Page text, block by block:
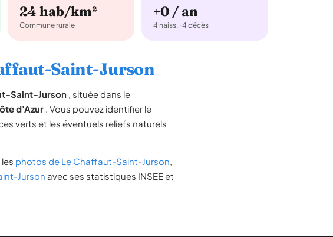
24 hab/km²
Commune rurale
+0 / an
4 naiss. · 4 décès
Saint-Jurson
Saint-Jurson , située dans le
d'Azur . Vous pouvez identifier le
verts et les éventuels reliefs naturels
photos de Le Chaffaut-Saint-Jurson,
Jurson avec ses statistiques INSEE et